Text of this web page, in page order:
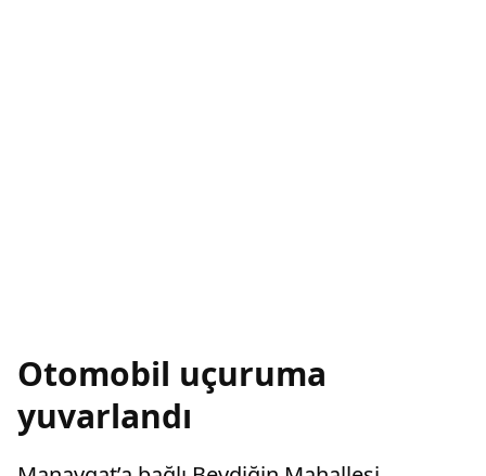
Otomobil uçuruma
yuvarlandı